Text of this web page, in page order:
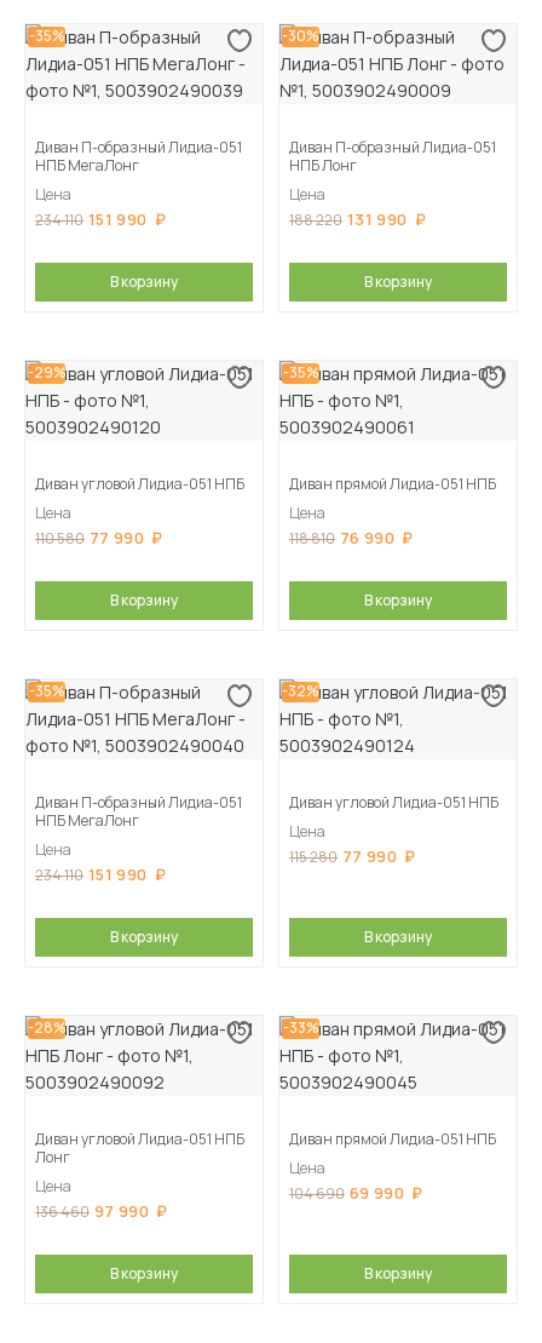
-35%
Диван П-образный Лидиа-051
НПБ МегаЛонг
Цена
234 110 151 990
В корзину
-30%
Диван П-образный Лидиа-051
НПБ Лонг
Цена
188 220 131 990
В корзину
-29%
Диван угловой Лидиа-051 НПБ
Цена
110 580 77 990
В корзину
-35%
Диван прямой Лидиа-051 НПБ
Цена
118 810 76 990
В корзину
-35%
Диван П-образный Лидиа-051
НПБ МегаЛонг
Цена
234 110 151 990
В корзину
-32%
Диван угловой Лидиа-051 НПБ
Цена
115 280 77 990
В корзину
-28%
Диван угловой Лидиа-051 НПБ
Лонг
Цена
136 460 97 990
В корзину
-33%
Диван прямой Лидиа-051 НПБ
Цена
104 690 69 990
В корзину